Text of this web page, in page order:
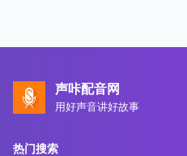
声咔配音网
用好声音讲好故事
热门搜索